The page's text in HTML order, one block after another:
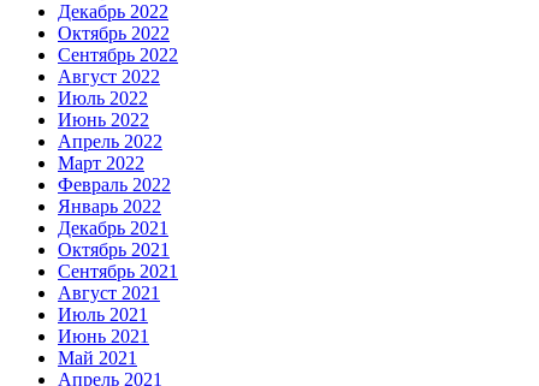
Декабрь 2022
Октябрь 2022
Сентябрь 2022
Август 2022
Июль 2022
Июнь 2022
Апрель 2022
Март 2022
Февраль 2022
Январь 2022
Декабрь 2021
Октябрь 2021
Сентябрь 2021
Август 2021
Июль 2021
Июнь 2021
Май 2021
Апрель 2021